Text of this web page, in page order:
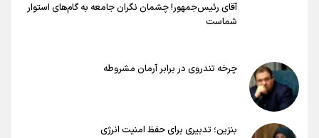
آقای رئیس‌جمهور! چشمان نگران جامعه به گام‌های استوار
شماست
چرخه تندروی در برابر آرمان مشروطه
بنزین؛ تدبیری برای حفظ امنیت انرژی